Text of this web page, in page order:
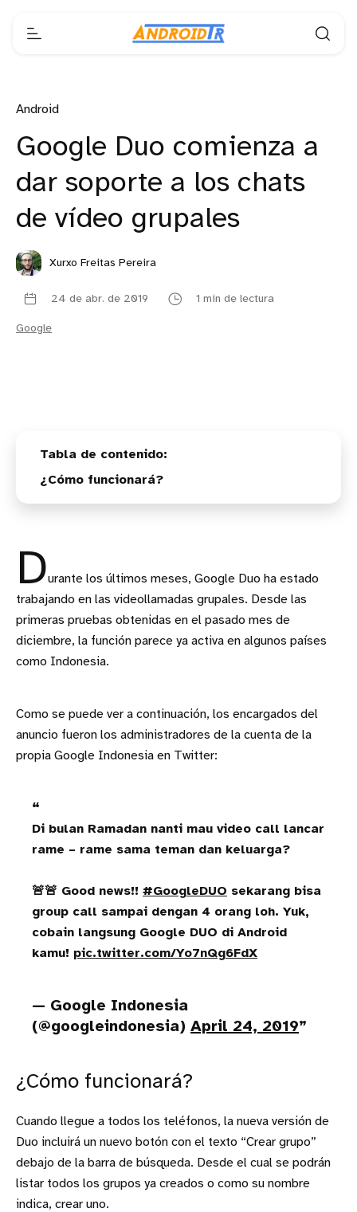
Android
Google Duo comienza a
dar soporte a los chats
de vídeo grupales
Xurxo Freitas Pereira
24 de abr. de 2019 1 min de lectura
Google
¿Cómo funcionará?
Durante los últimos meses, Google Duo ha estado
trabajando en las videollamadas grupales. Desde las
primeras pruebas obtenidas en el pasado mes de
diciembre, la función parece ya activa en algunos países
como Indonesia.
Como se puede ver a continuación, los encargados del
anuncio fueron los administradores de la cuenta de la
propia Google Indonesia en Twitter:
Di bulan Ramadan nanti mau video call lancar
rame – rame sama teman dan keluarga?
🚨🚨 Good news!! #GoogleDUO sekarang bisa
group call sampai dengan 4 orang loh. Yuk,
cobain langsung Google DUO di Android
kamu! pic.twitter.com/Yo7nQg6FdX
— Google Indonesia
(@googleindonesia) April 24, 2019
¿Cómo funcionará?
Cuando llegue a todos los teléfonos, la nueva versión de
Duo incluirá un nuevo botón con el texto “Crear grupo”
debajo de la barra de búsqueda. Desde el cual se podrán
listar todos los grupos ya creados o como su nombre
indica, crear uno.